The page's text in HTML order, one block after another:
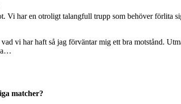
har en otroligt talangfull trupp som behöver förlita
vi har haft så jag förväntar mig ett bra motstånd.
matcher?